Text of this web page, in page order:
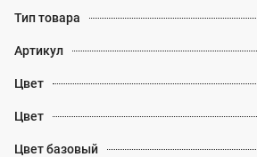
Тип товара
Артикул
Цвет
Цвет
Цвет базовый